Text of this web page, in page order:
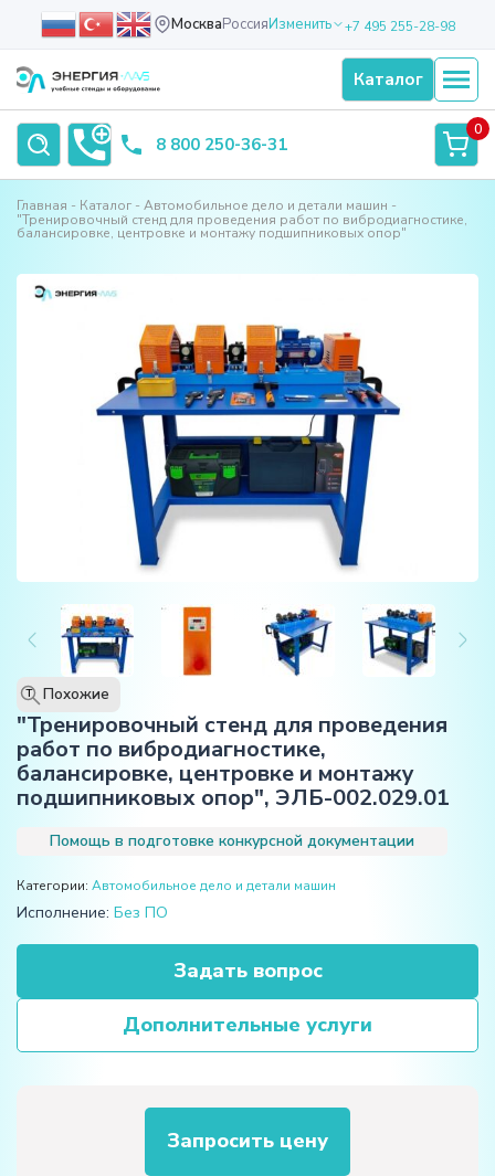
МоскваРоссияИзменить +7 495 255-28-98
Каталог
8 800 250-36-31
0
Главная Каталог
Автомобильное дело и детали машин
"Тренировочный стенд для проведения работ по вибродиагностике,
балансировке, центровке и монтажу подшипниковых опор"
T Похожие
"Тренировочный стенд для проведения
работ по вибродиагностике,
балансировке, центровке и монтажу
подшипниковых опор", ЭЛБ-002.029.01
Помощь в подготовке конкурсной документации
Категории: Автомобильное дело и детали машин
Исполнение: Без ПО
Задать вопрос
Дополнительные услуги
Запросить цену